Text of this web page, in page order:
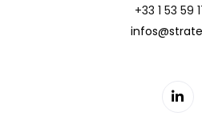
+33 1 53 59